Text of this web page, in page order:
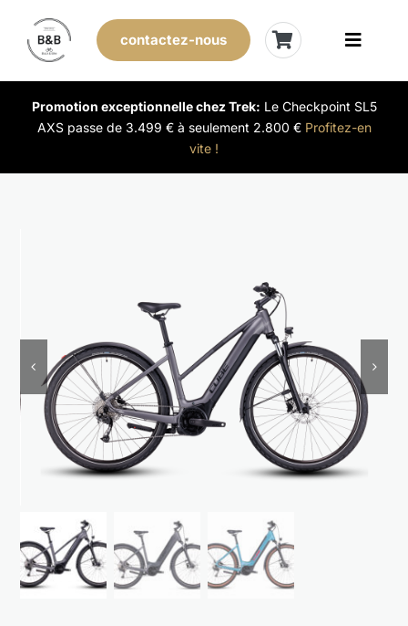
content
Toggle
Vélos de stock
Évènements
Actualités
contactez-nous
Promotion exceptionnelle chez Trek: Le Checkpoint SL5
AXS passe de 3.499 € à seulement 2.800 € Profitez-en
vite !